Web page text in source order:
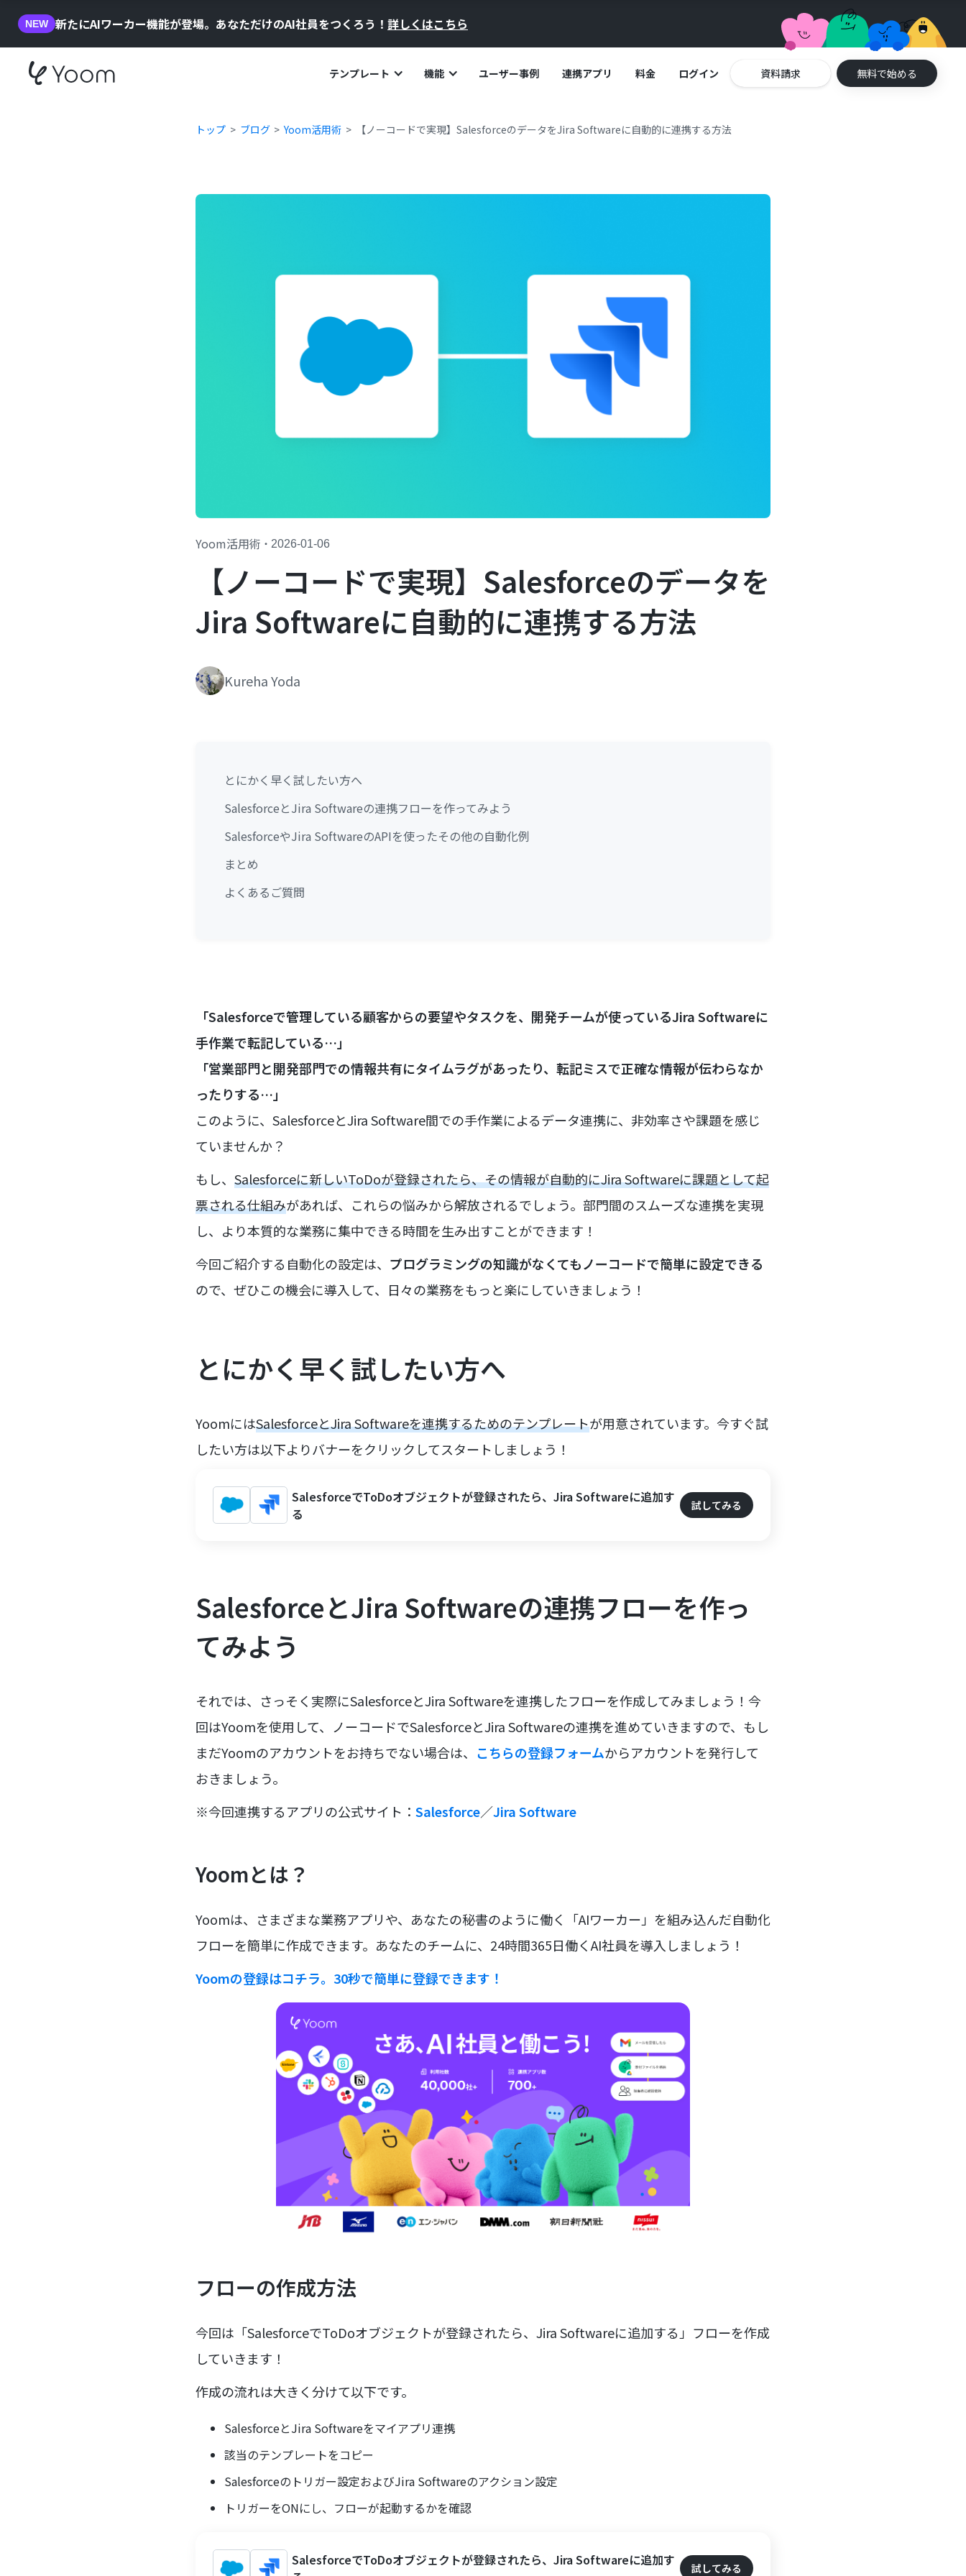
NEW 新たにAIワーカー機能が登場。あなただけのAI社員をつくろう！ 詳しくはこちら
テンプレート 機能 ユーザー事例 連携アプリ 料金 ログイン 資料請求 無料で始める
トップ ブログ Yoom活用術 【ノーコードで実現】SalesforceのデータをJira Softwareに自動的に連携する方法
Yoom活用術 ・ 2026-01-06
【ノーコードで実現】Salesforceのデータを
Jira Softwareに自動的に連携する方法
Kureha Yoda
とにかく早く試したい方へ
SalesforceとJira Softwareの連携フローを作ってみよう
SalesforceやJira SoftwareのAPIを使ったその他の自動化例
まとめ
よくあるご質問
「Salesforceで管理している顧客からの要望やタスクを、開発チームが使っているJira Softwareに
手作業で転記している…」
「営業部門と開発部門での情報共有にタイムラグがあったり、転記ミスで正確な情報が伝わらなか
ったりする…」
このように、SalesforceとJira Software間での手作業によるデータ連携に、非効率さや課題を感じ
ていませんか？
もし、 Salesforceに新しいToDoが登録されたら、その情報が自動的にJira Softwareに課題として起
票される仕組みがあれば、これらの悩みから解放されるでしょう。部門間のスムーズな連携を実現
し、より本質的な業務に集中できる時間を生み出すことができます！
今回ご紹介する自動化の設定は、 プログラミングの知識がなくてもノーコードで簡単に設定できる
ので、ぜひこの機会に導入して、日々の業務をもっと楽にしていきましょう！
とにかく早く試したい方へ
YoomにはSalesforceとJira Softwareを連携するためのテンプレートが用意されています。今すぐ試
したい方は以下よりバナーをクリックしてスタートしましょう！
SalesforceでToDoオブジェクトが登録されたら、Jira Softwareに追加す
る
試してみる
SalesforceとJira Softwareの連携フローを作っ
てみよう
それでは、さっそく実際にSalesforceとJira Softwareを連携したフローを作成してみましょう！今
回はYoomを使用して、ノーコードでSalesforceとJira Softwareの連携を進めていきますので、もし
まだYoomのアカウントをお持ちでない場合は、
こちらの登録フォームからアカウントを発行して
おきましょう。
※今回連携するアプリの公式サイト： Salesforce／Jira Software
Yoomとは？
Yoomは、さまざまな業務アプリや、あなたの秘書のように働く「AIワーカー」を組み込んだ自動化
フローを簡単に作成できます。あなたのチームに、24時間365日働くAI社員を導入しましょう！
Yoomの登録はコチラ。30秒で簡単に登録できます！
フローの作成方法
今回は「SalesforceでToDoオブジェクトが登録されたら、Jira Softwareに追加する」フローを作成
していきます！
作成の流れは大きく分けて以下です。
SalesforceとJira Softwareをマイアプリ連携
該当のテンプレートをコピー
Salesforceのトリガー設定およびJira Softwareのアクション設定
トリガーをONにし、フローが起動するかを確認
SalesforceでToDoオブジェクトが登録されたら、Jira Softwareに追加す
試してみる